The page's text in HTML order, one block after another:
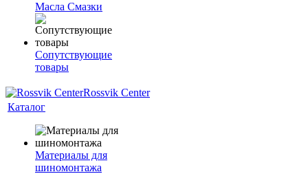
Масла Смазки
Сопутствующие
товары
Rossvik Center
Каталог
Материалы для
шиномонтажа